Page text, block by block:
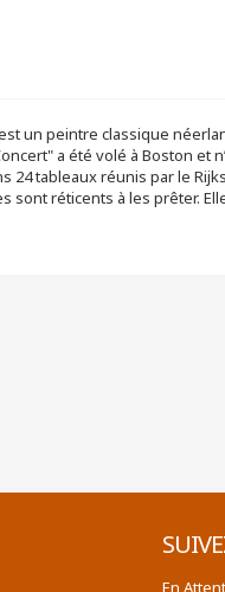
un peintre classique
a été volé à Boston et
tableaux réunis par le
réticents à les prêter.
En